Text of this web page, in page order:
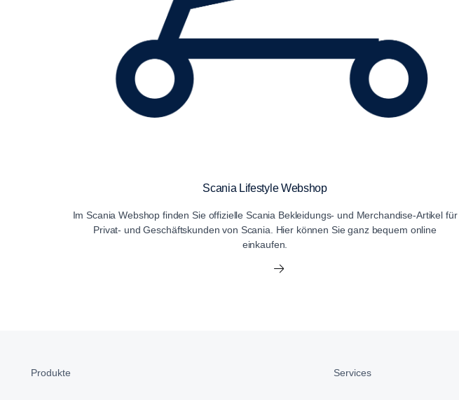
Scania Lifestyle Webshop
Im Scania Webshop finden Sie offizielle Scania Bekleidungs- und Merchandise-Artikel für
Privat- und Geschäftskunden von Scania. Hier können Sie ganz bequem online
einkaufen.
Produkte Services